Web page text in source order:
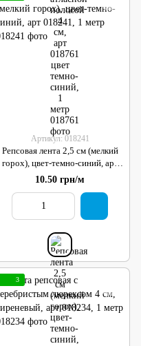
Артикул: 018241
Репсовая лента 2,5 см (мелкий
горох), цвет-темно-синий, арт
018241, 1 метр
10.50 грн/м
3